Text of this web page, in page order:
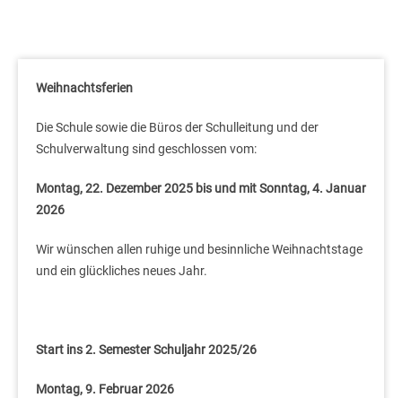
Weihnachtsferien
Die Schule sowie die Büros der Schulleitung und der
Schulverwaltung sind geschlossen vom:
Montag, 22. Dezember 2025 bis und mit Sonntag, 4. Januar
2026
Wir wünschen allen ruhige und besinnliche Weihnachtstage
und ein glückliches neues Jahr.
Start ins 2. Semester Schuljahr 2025/26
Montag, 9. Februar 2026